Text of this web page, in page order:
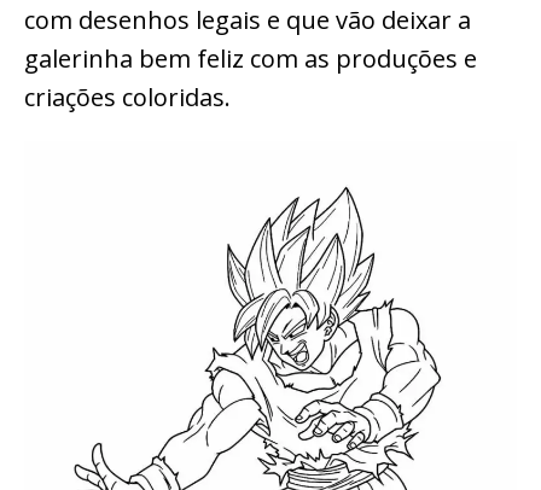
com desenhos legais e que vão deixar a
galerinha bem feliz com as produções e
criações coloridas.